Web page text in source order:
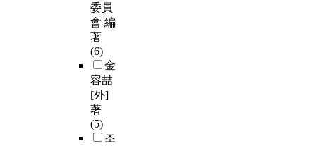
委員
會 編
著
(6)
金
容喆
[外]
著
(5)
조